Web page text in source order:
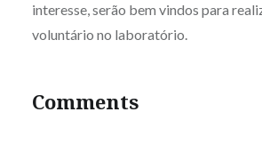
interesse, serão bem vindos para
voluntário no laboratório.
Comments